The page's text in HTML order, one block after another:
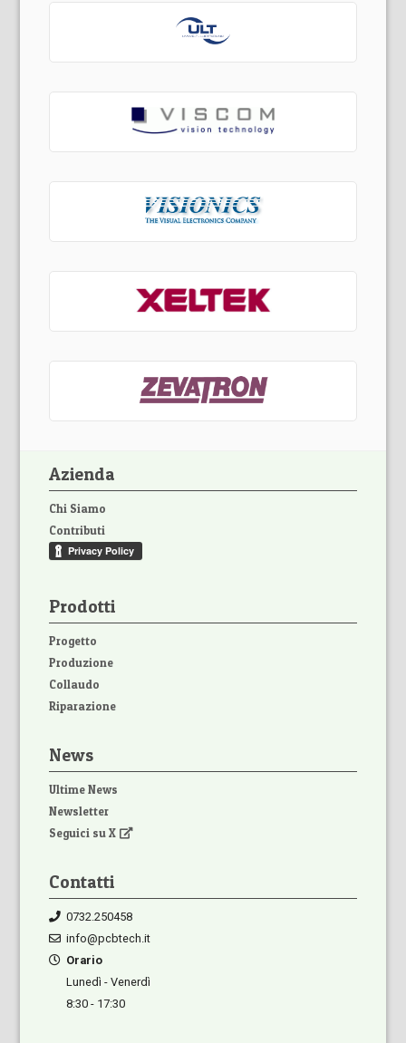
Azienda
Chi Siamo
Contributi
Prodotti
Progetto
Produzione
Collaudo
Riparazione
News
Ultime News
Newsletter
Seguici su X
Contatti
0732.250458
info@pcbtech.it
Orario
Lunedì - Venerdì
8:30 - 17:30